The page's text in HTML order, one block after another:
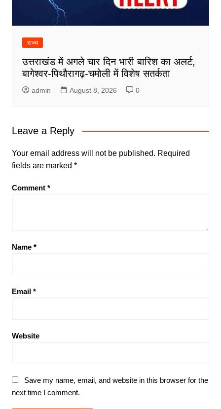
राज्य
उत्तराखंड में अगले चार दिन भारी बारिश का अलर्ट,
बागेश्वर-पिथौरागढ़-चमोली में विशेष सतर्कता
admin August 8, 2026 0
Leave a Reply
Your email address will not be published. Required
fields are marked *
Comment *
Name *
Email *
Website
Save my name, email, and website in this browser for the
next time I comment.